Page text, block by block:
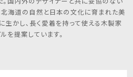
海道の自然と日本の文化に育まれた美
生かし、長く愛着を持って使える木製家
を提案しています。